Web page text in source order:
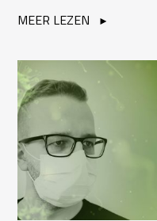
MEER LEZEN